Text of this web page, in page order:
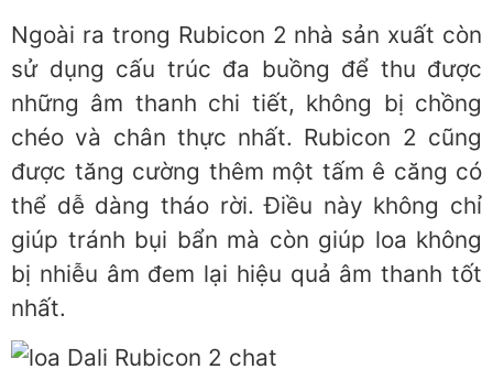
Ngoài ra trong Rubicon 2 nhà sản xuất còn
sử dụng cấu trúc đa buồng để thu được
những âm thanh chi tiết, không bị chồng
chéo và chân thực nhất. Rubicon 2 cũng
được tăng cường thêm một tấm ê căng có
thể dễ dàng tháo rời. Điều này không chỉ
giúp tránh bụi bẩn mà còn giúp loa không
bị nhiễu âm đem lại hiệu quả âm thanh tốt
nhất.